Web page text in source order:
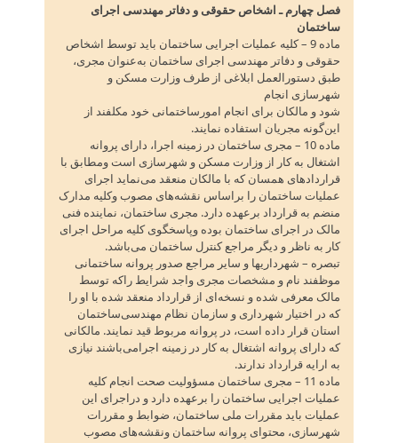
فصل چهارم ـ اشخاص حقوقی و دفاتر مهندسی اجرای
ساختمان
ماده 9 – کلیه عملیات اجرایی ساختمان باید توسط اشخاص
حقوقی و دفاتر مهندسی اجرای ساختمان به‌عنوان مجری‌،
طبق دستورالعمل ابلاغی از طرف وزارت مسکن و
شهرسازی انجام
شود و مالکان برای انجام امورساختمانی خود مکلفند از
این‌گونه مجریان استفاده نمایند.
ماده 10 – مجری ساختمان در زمینه اجرا، دارای پروانه
اشتغال به کار از وزارت مسکن و شهرسازی است ومطابق با
قراردادهای همسان که با مالکان منعقد می‌نماید اجرای
عملیات ساختمان را براساس نقشه‌های مصوب وکلیه مدارک
منضم به قرارداد برعهده دارد. مجری ساختمان‌، نماینده فنی
مالک در اجرای ساختمان بوده وپاسخگوی کلیه مراحل اجرای
کار به ناظر و دیگر مراجع کنترل ساختمان می‌باشد.
تبصره – شهرداریها و سایر مراجع صدور پروانه ساختمانی
موظفند نام و مشخصات مجری واجد شرایط راکه توسط
مالک معرفی شده و نسخه‌ای از قرارداد منعقد شده با او را
که در اختیار شهرداری و سازمان نظام مهندسی‌ساختمان
استان قرار داده است‌، در پروانه مربوط قید نمایند. مالکانی
که دارای پروانه اشتغال به کار در زمینه اجرامی‌باشند نیازی
به ارایه قرارداد ندارند.
ماده 11 – مجری ساختمان مسؤولیت صحت انجام کلیه
عملیات اجرایی ساختمان را برعهده دارد و دراجرای این
عملیات باید مقررات ملی ساختمان‌، ضوابط و مقررات
شهرسازی‌، محتوای پروانه ساختمان ونقشه‌های مصوب